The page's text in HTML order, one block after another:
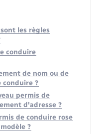
les règles
conduire
de nom ou de
conduire ?
permis de
d'adresse ?
de conduire rose
?